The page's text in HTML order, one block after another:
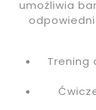
umożliwia
Trening